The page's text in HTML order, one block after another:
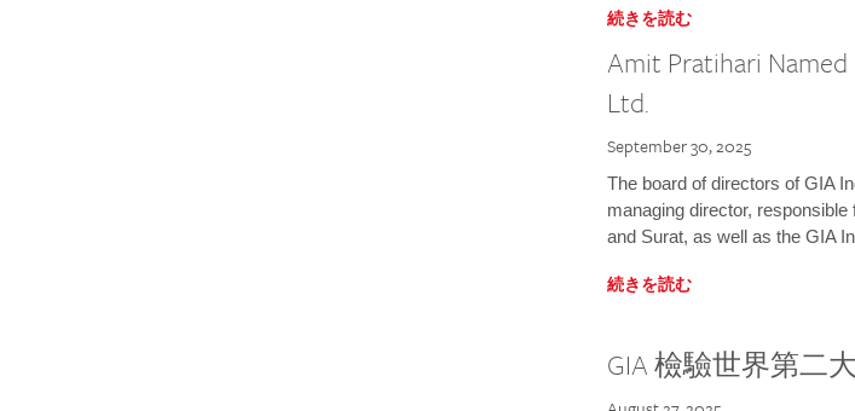
続きを読む
Amit Pratihari
Ltd.
September 30, 2025
The board of directors of GIA
managing director,
and Surat, as well as the GIA
続きを読む
GIA 檢驗世界第二